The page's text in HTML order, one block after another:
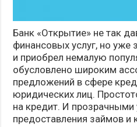
Банк «Открытие» не так
финансовых услуг, но
и приобрел немалую
обусловлено широким
предложений в сфере
юридических лиц.
на кредит. И прозрачными
предоставления займов и